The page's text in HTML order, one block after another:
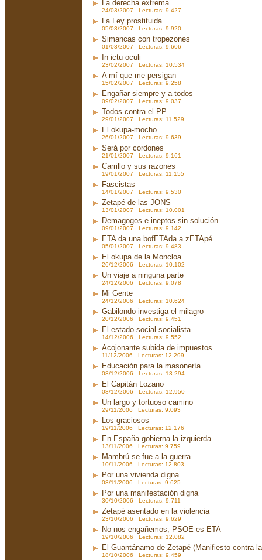
La derecha extrema
24/03/2007 Lecturas: 9.427
La Ley prostituida
05/03/2007 Lecturas: 9.920
Simancas con tropezones
01/03/2007 Lecturas: 9.606
In ictu oculi
23/02/2007 Lecturas: 10.534
A mí que me persigan
15/02/2007 Lecturas: 9.258
Engañar siempre y a todos
09/02/2007 Lecturas: 9.037
Todos contra el PP
29/01/2007 Lecturas: 11.529
El okupa-mocho
26/01/2007 Lecturas: 9.639
Será por cordones
21/01/2007 Lecturas: 9.161
Carrillo y sus razones
19/01/2007 Lecturas: 11.155
Fascistas
14/01/2007 Lecturas: 9.530
Zetapé de las JONS
13/01/2007 Lecturas: 10.001
Demagogos e ineptos sin solución
09/01/2007 Lecturas: 9.142
ETA da una bofETAda a zETApé
05/01/2007 Lecturas: 9.483
El okupa de la Moncloa
26/12/2006 Lecturas: 10.102
Un viaje a ninguna parte
24/12/2006 Lecturas: 9.078
Mi Gente
24/12/2006 Lecturas: 10.624
Gabilondo investiga el milagro
20/12/2006 Lecturas: 9.451
El estado social socialista
14/12/2006 Lecturas: 9.552
Acojonante subida de impuestos
11/12/2006 Lecturas: 12.299
Educación para la masonería
08/12/2006 Lecturas: 13.294
El Capitán Lozano
08/12/2006 Lecturas: 12.950
Un largo y tortuoso camino
29/11/2006 Lecturas: 9.093
Los graciosos
19/11/2006 Lecturas: 12.176
En España gobierna la izquierda
13/11/2006 Lecturas: 9.759
Mambrú se fue a la guerra
10/11/2006 Lecturas: 12.803
Por una vivienda digna
08/11/2006 Lecturas: 9.625
Por una manifestación digna
30/10/2006 Lecturas: 9.711
Zetapé asentado en la violencia
23/10/2006 Lecturas: 9.629
No nos engañemos, PSOE es ETA
19/10/2006 Lecturas: 12.082
El Guantánamo de Zetapé (Manifiesto contra
18/10/2006 Lecturas: 9.459